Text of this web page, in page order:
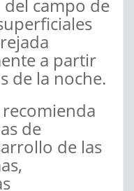
campo de
a partir
de la noche.
de
de las